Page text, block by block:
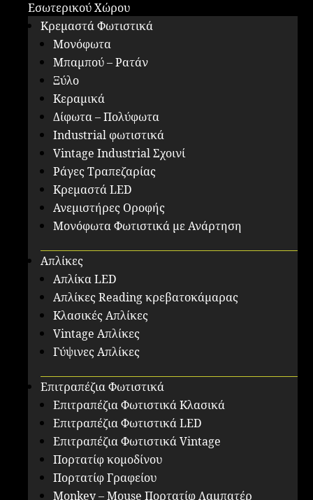
Εσωτερικού Χώρου
Κρεμαστά Φωτιστικά
Μονόφωτα
Μπαμπού – Ρατάν
Ξύλο
Κεραμικά
Δίφωτα – Πολύφωτα
Industrial φωτιστικά
Vintage Industrial Σχοινί
Ράγες Τραπεζαρίας
Κρεμαστά LED
Ανεμιστήρες Οροφής
Μονόφωτα Φωτιστικά με Ανάρτηση
Απλίκες
Απλίκα LED
Απλίκες Reading κρεβατοκάμαρας
Κλασικές Απλίκες
Vintage Απλίκες
Γύψινες Απλίκες
Επιτραπέζια Φωτιστικά
Επιτραπέζια Φωτιστικά Κλασικά
Επιτραπέζια Φωτιστικά LED
Επιτραπέζια Φωτιστικά Vintage
Πορτατίφ κομοδίνου
Πορτατίφ Γραφείου
Monkey – Mouse Πορτατίφ Λαμπατέρ